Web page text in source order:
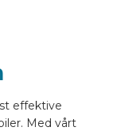
effektive
Med vårt